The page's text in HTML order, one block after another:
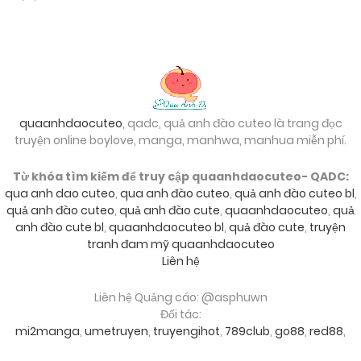
Chapter 106 24/09/2024
Chapter 105 24/09/2024
quaanhdaocuteo, qadc, quả anh đào cuteo là trang đọc
truyện online boylove, manga, manhwa, manhua miễn phí.
Từ khóa tìm kiếm để truy cập quaanhdaocuteo- QADC:
qua anh dao cuteo, qua anh đào cuteo, quả anh đào cuteo bl,
quả anh đào cuteo, quả anh đào cute, quaanhdaocuteo, quả
anh đào cute bl, quaanhdaocuteo bl, quả đào cute, truyện
tranh đam mỹ quaanhdaocuteo
Liên hệ
Liên hệ Quảng cáo: @asphuwn
Đối tác:
mi2manga, umetruyen, truyengihot, 789club, go88, red88,